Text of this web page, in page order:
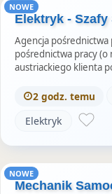
NOWE
Elektryk -
Agencja pośrednictwa
pośrednictwa pracy
austriackiego klienta
2 godz. temu
Elektryk
NOWE
Mechanik